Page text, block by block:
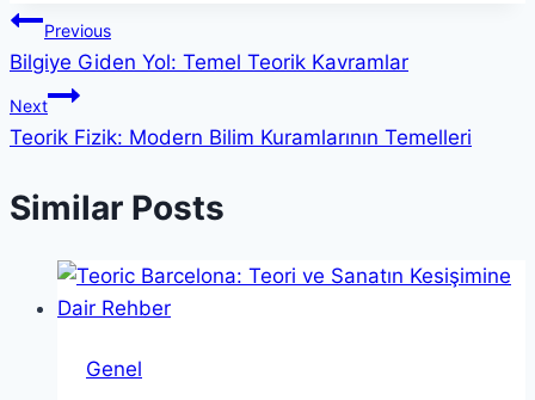
Yazı
gezinmesi
Previous
Bilgiye Giden Yol: Temel Teorik Kavramlar
Next
Teorik Fizik: Modern Bilim Kuramlarının Temelleri
Similar Posts
Genel